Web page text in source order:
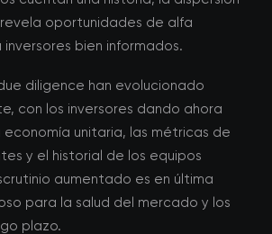
oportunidades de alfa
bien informados.
diligence han evolucionado
con los inversores dando ahora
economía unitaria, las métricas de
y el historial de los equipos
aumentado es en última
para la salud del mercado y los
plazo.